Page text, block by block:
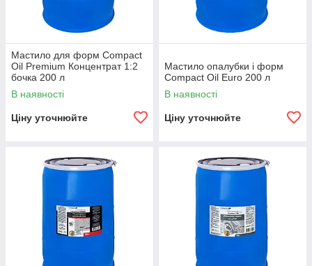
Мастило для форм Compact
Oil Premium Концентрат 1:2
бочка 200 л
В наявності
Ціну уточнюйте
Мастило опалубки і форм
Compact Oil Euro 200 л
В наявності
Ціну уточнюйте